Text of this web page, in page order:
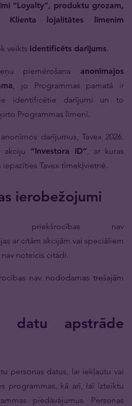
“Loyalty”, produktu grozam,
Klienta lojalitātes līmenim
veikts identificēts darījums.
piemērošana anonīmajos
, jo Programmas pamatā ir
identificētie darījumi un to
Programmas līmeni.
darījumus, Tavex 2026.
akciju “Investora ID”, ar kuras
Tavex tīmekļvietnē.
ierobežojumi
priekšrocības nav
ar citām akcijām vai speciāliem
noteicis citādi.
nav nododamas trešajām
datu apstrāde
personas datus, lai iekļautu vai
programmas, kā arī, lai izteiktu
piedāvājumus. Personas